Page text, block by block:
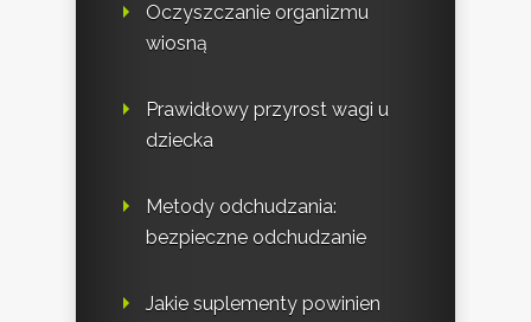
Oczyszczanie organizmu
wiosną
Prawidłowy przyrost wagi u
dziecka
Metody odchudzania:
bezpieczne odchudzanie
Jakie suplementy powinien